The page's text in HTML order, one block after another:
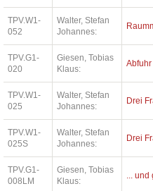
TPV.W1-
052
Walter, Stefan
Johannes:
TPV.G1-
020
Giesen, Tobias
Klaus:
Abfuhr
TPV.W1-
025
Walter, Stefan
Johannes:
Drei
TPV.W1-
025S
Walter, Stefan
Johannes:
Drei
TPV.G1-
008LM
Giesen, Tobias
Klaus:
...